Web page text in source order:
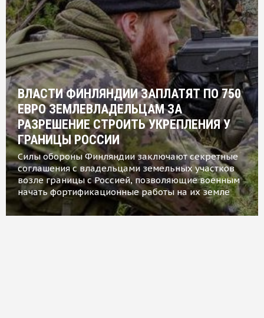
ВЛАСТИ ФИНЛЯНДИИ ЗАПЛАТЯТ ПО 750
ЕВРО ЗЕМЛЕВЛАДЕЛЬЦАМ ЗА
РАЗРЕШЕНИЕ СТРОИТЬ УКРЕПЛЕНИЯ У
ГРАНИЦЫ РОССИИ
Силы обороны Финляндии заключают секретные
соглашения с владельцами земельных участков
возле границы с Россией, позволяющие военным
начать фортификационные работы на их земле